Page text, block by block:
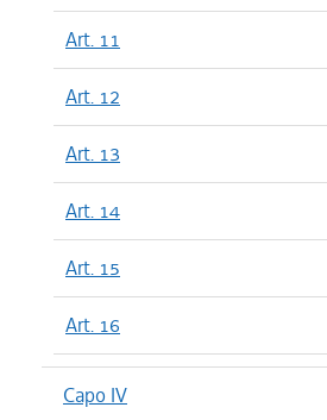
Art. 11
Art. 12
Art. 13
Art. 14
Art. 15
Art. 16
Capo IV